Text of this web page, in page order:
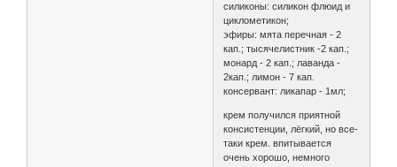
силиконы: силикон флюид и
циклометикон;
эфиры: мята перечная - 2
кап.; тысячелистник -2 кап.;
монард - 2 кап.; лаванда -
2кап.; лимон - 7 кап.
консервант: ликапар - 1мл;
крем получился приятной
консистенции, лёгкий, но все-
таки крем. впитывается
очень хорошо, немного